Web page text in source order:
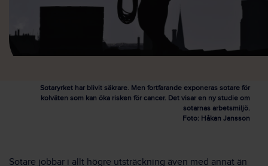
Sotaryrket har blivit säkrare. Men fortfarande exponeras sotare för
kolväten som kan öka risken för cancer. Det visar en ny studie om
sotarnas arbetsmiljö.
Foto: Håkan Jansson
Sotare jobbar i allt högre utsträckning även med annat än